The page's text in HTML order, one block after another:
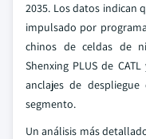
2035. Los datos indican
impulsado por
chinos de celdas de
Shenxing PLUS de
anclajes de
segmento.
Un análisis más